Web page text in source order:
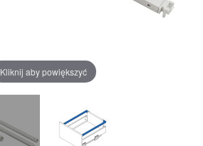
Kliknij aby powiększyć